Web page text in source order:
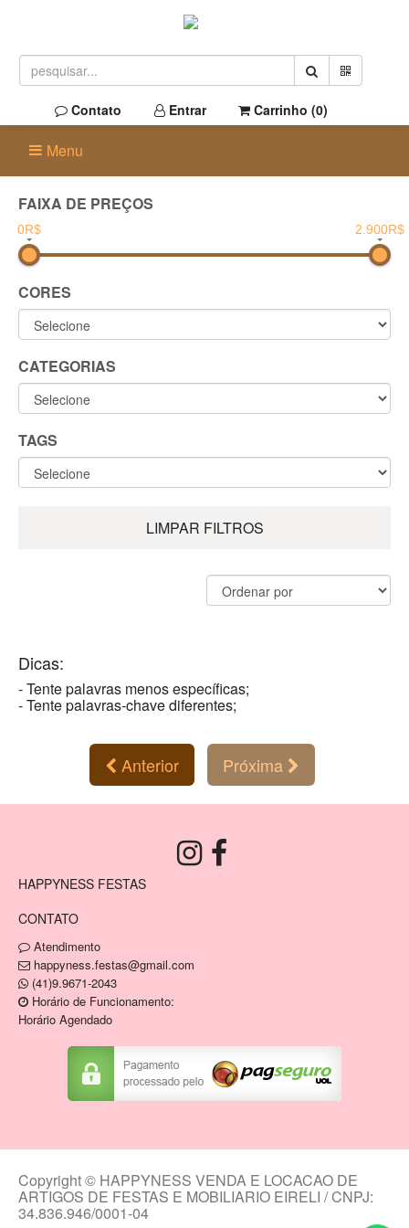
Contato Entrar Carrinho (0)
Menu
FAIXA DE PREÇOS
0R$ 2.900R$
CORES
CATEGORIAS
TAGS
LIMPAR FILTROS
Dicas:
- Tente palavras menos específicas;
- Tente palavras-chave diferentes;
Anterior Próxima
HAPPYNESS FESTAS
CONTATO
Atendimento
happyness.festas@gmail.com
(41)9.9671-2043
Horário de Funcionamento:
Horário Agendado
Copyright © HAPPYNESS VENDA E LOCACAO DE
ARTIGOS DE FESTAS E MOBILIARIO EIRELI / CNPJ:
34.836.946/0001-04